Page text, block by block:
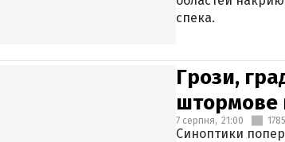
спека.
Грози,
штормове
7 серпня, 21:00 1785
Синоптики